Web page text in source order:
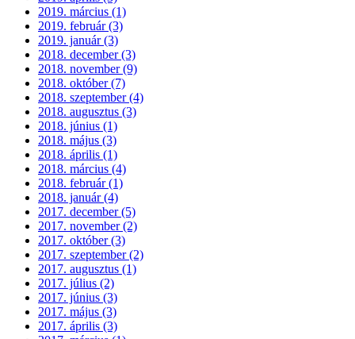
2019. március (1)
2019. február (3)
2019. január (3)
2018. december (3)
2018. november (9)
2018. október (7)
2018. szeptember (4)
2018. augusztus (3)
2018. június (1)
2018. május (3)
2018. április (1)
2018. március (4)
2018. február (1)
2018. január (4)
2017. december (5)
2017. november (2)
2017. október (3)
2017. szeptember (2)
2017. augusztus (1)
2017. július (2)
2017. június (3)
2017. május (3)
2017. április (3)